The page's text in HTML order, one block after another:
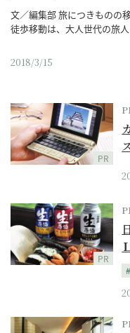
文／編集部 旅につきものの
徒歩移動は、大人世代の旅
2018/3/15
PR
PR